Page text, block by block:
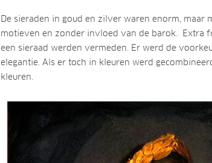
De sieraden in goud en zilver waren enorm,
motieven en zonder invloed van de barok. Extra
een sieraad werden vermeden. Er werd de
elegantie. Als er toch in kleuren werd
kleuren.